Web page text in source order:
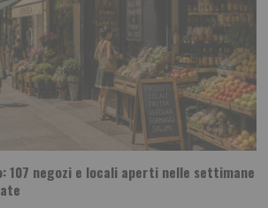
107 negozi e locali aperti nelle settimane